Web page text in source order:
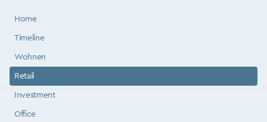
Home
Timeline
Wohnen
Retail
Investment
Office